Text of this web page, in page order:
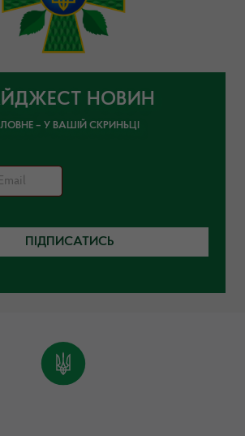
НОВИН
– У ВАШІЙ СКРИНЬЦІ
ПІДПИСАТИСЬ